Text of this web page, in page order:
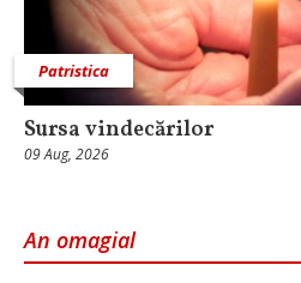
Patristica
Sursa vindecărilor
09 Aug, 2026
An omagial